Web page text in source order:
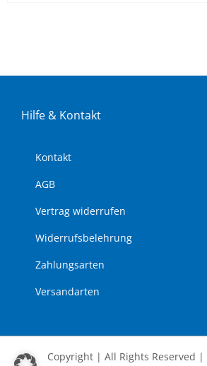
Hil­fe & Kon­takt
Kon­takt
AGB
Ver­trag wi­der­ru­fen
Wi­der­rufs­be­leh­rung
Zah­lungs­ar­ten
Ver­sand­ar­ten
Copyright | All Rights Reserved |